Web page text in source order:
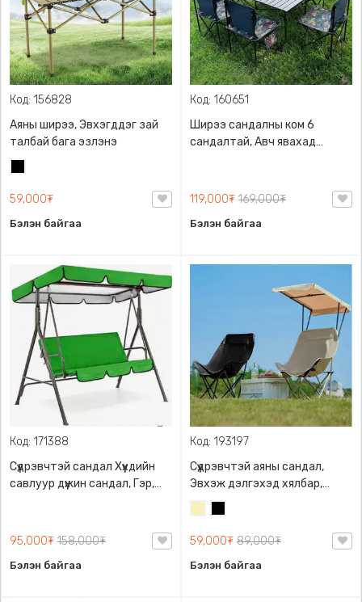
Код: 156828
Аяны ширээ, Эвхэгддэг зай
талбай бага эзлэнэ
59,000₮
Бэлэн байгаа
Код: 160651
Ширээ сандалны ком 6
сандалтай, Авч явахад
119,000₮ 169,000₮
Бэлэн байгаа
Код: 171388
Сүүдрэвчтэй сандал Хүүхдийн
савлуур дүүжин сандал, Гэр,
хэрэглэж болох сүүдрэвчтэй
95,000₮ 158,000₮
Бэлэн байгаа
Код: 193197
Сүүдрэвчтэй аяны сандал,
Эвхэж дэлгэхэд хялбар,
Гадуураа бариултай цүнхтэй,
2 өнгийн сонголттой
Блонд/
59,000₮ 89,000₮
Бэлэн байгаа